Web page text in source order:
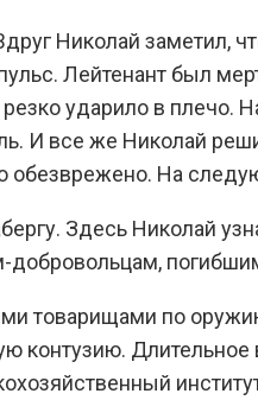
Николай заметил,
Лейтенант был
ударило в плечо.
И все же Николай
обезврежено. На
Здесь Николай
товарищами по
контузию.